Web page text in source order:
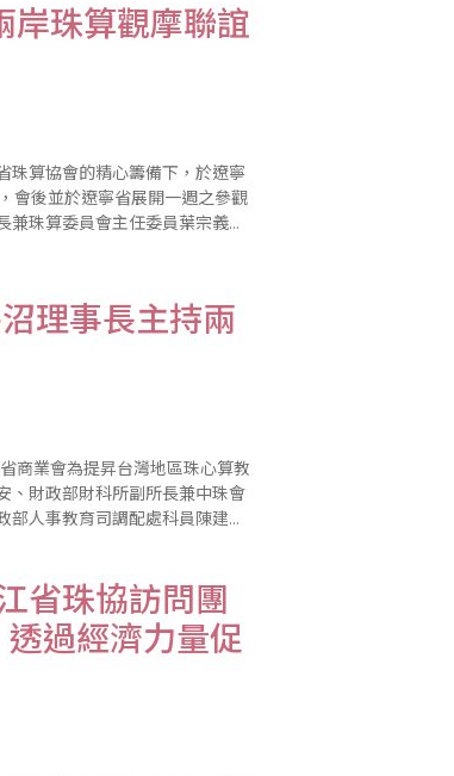
岸珠算觀摩聯誼
珠算協會的精心籌備下，於遼寧
會後並於遼寧省展開一週之參觀
珠算委員會主任委員葉宗義率
理事長主持兩
、財政部財科所副所長兼中珠會
人事教育司調配處科員陳建、
省珠協訪問團
過經濟力量促